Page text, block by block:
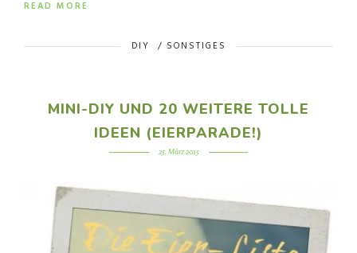
READ MORE
DIY / SONSTIGES
MINI-DIY UND 20 WEITERE TOLLE
IDEEN (EIERPARADE!)
25. März 2015